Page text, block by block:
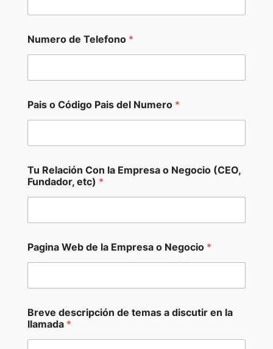
Numero de Telefono *
Pais o Código Pais del Numero *
Tu Relación Con la Empresa o Negocio (CEO,
Fundador, etc) *
E
m
P
a
i
s
Pagina Web de la Empresa o Negocio *
Breve descripción de temas a discutir en la
llamada *